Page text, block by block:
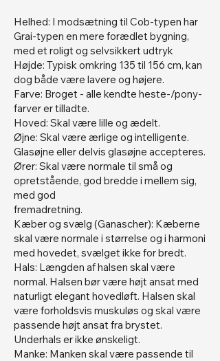
Helhed: I modsætning til Cob-typen har
Grai-typen en mere forædlet bygning,
med et roligt og selvsikkert udtryk
Højde: Typisk omkring 135 til 156 cm, kan
dog både være lavere og højere.
Farve: Broget - alle kendte heste-/pony-
farver er tilladte.
Hoved: Skal være lille og ædelt.
Øjne: Skal være ærlige og intelligente.
Glasøjne eller delvis glasøjne accepteres.
Ører: Skal være normale til små og
opretstående, god bredde i mellem sig,
med god
fremadretning.
Kæber og svælg (Ganascher): Kæberne
skal være normale i størrelse og i harmoni
med hovedet, svælget ikke for bredt.
Hals: Længden af halsen skal være
normal. Halsen bør være højt ansat med
naturligt elegant hovedløft. Halsen skal
være forholdsvis muskuløs og skal være
passende højt ansat fra brystet.
Underhals er ikke ønskeligt.
Manke: Manken skal være passende til